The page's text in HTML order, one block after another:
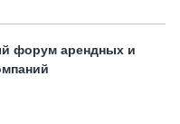
форум арендных и